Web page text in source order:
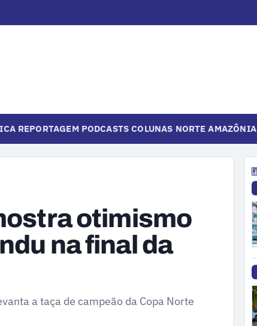
REPORTAGEM PODCASTS COLUNAS NORTE AMAZÔNIA
otimismo
na final da
a taça de campeão da Copa Norte